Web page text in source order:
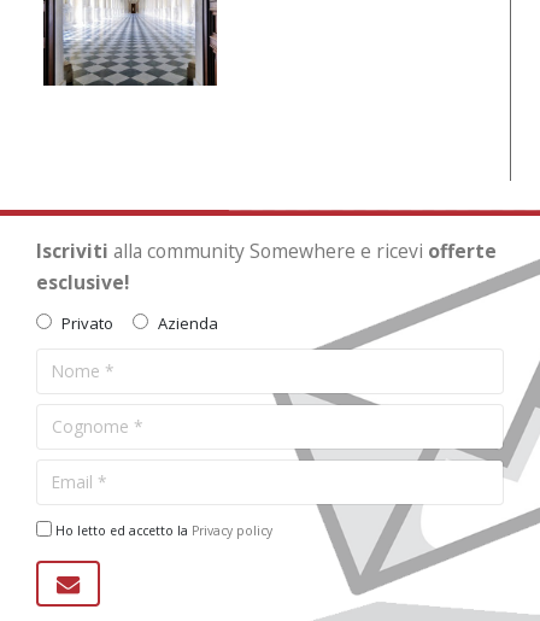
Iscriviti alla community Somewhere e ricevi offerte
esclusive!
Privato Azienda
Ho letto ed accetto la Privacy policy